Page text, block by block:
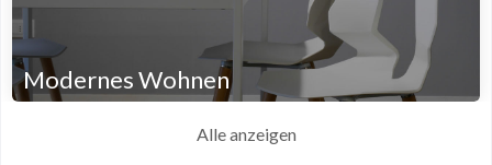
Modernes Wohnen
Alle anzeigen